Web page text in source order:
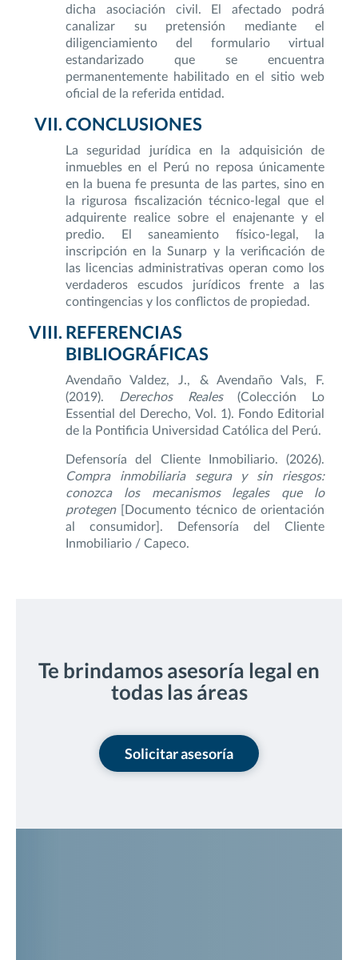
dicha asociación civil. El afectado podrá
canalizar su pretensión mediante el
diligenciamiento del formulario virtual
estandarizado que se encuentra
permanentemente habilitado en el sitio web
oficial de la referida entidad.
CONCLUSIONES
La seguridad jurídica en la adquisición de
inmuebles en el Perú no reposa únicamente
en la buena fe presunta de las partes, sino en
la rigurosa fiscalización técnico-legal que el
adquirente realice sobre el enajenante y el
predio. El saneamiento físico-legal, la
inscripción en la Sunarp y la verificación de
las licencias administrativas operan como los
verdaderos escudos jurídicos frente a las
contingencias y los conflictos de propiedad.
REFERENCIAS
BIBLIOGRÁFICAS
Avendaño Valdez, J., & Avendaño Vals, F.
(2019). Derechos Reales(Colección Lo
Essential del Derecho, Vol. 1). Fondo Editorial
de la Pontificia Universidad Católica del Perú.
Defensoría del Cliente Inmobiliario. (2026).
Compra inmobiliaria segura y sin riesgos:
conozca los mecanismos legales que lo
protegen[Documento técnico de orientación
al consumidor]. Defensoría del Cliente
Inmobiliario / Capeco.
Te brindamos asesoría legal en
todas las áreas
Solicitar asesoría